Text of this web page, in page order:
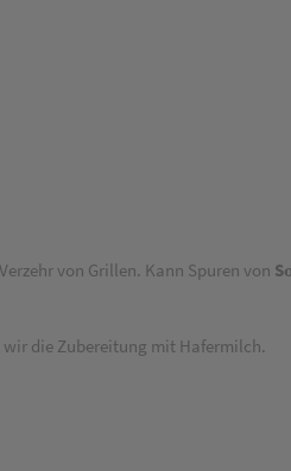
von Grillen. Kann Spuren von
wir die Zubereitung mit Hafermilch.